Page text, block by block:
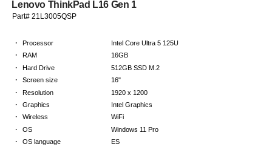
Lenovo ThinkPad L16 Gen 1
Part# 21L3005QSP
· Processor Intel Core Ultra 5 125U
· RAM 16GB
· Hard Drive 512GB SSD M.2
· Screen size 16"
· Resolution 1920 x 1200
· Graphics Intel Graphics
· Wireless WiFi
· OS Windows 11 Pro
· OS language ES